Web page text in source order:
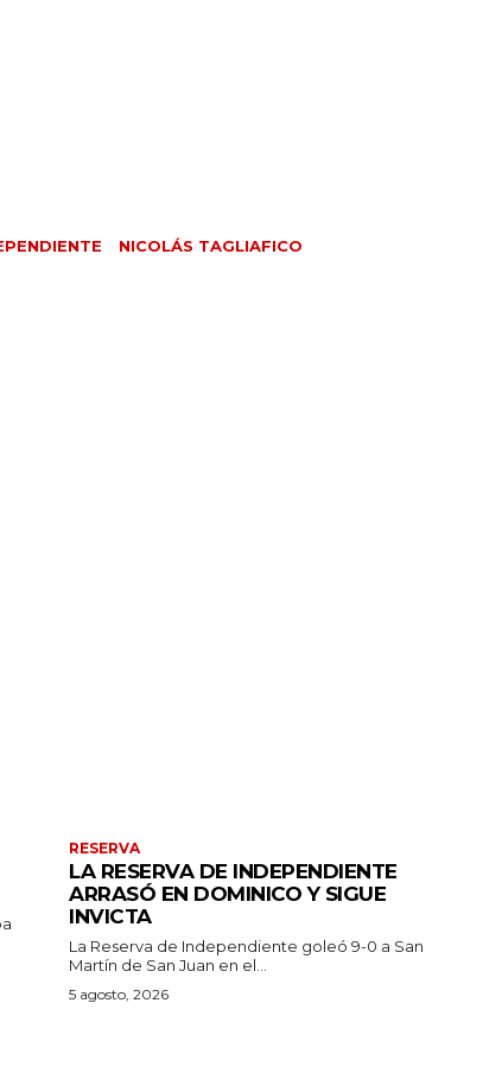
NICOLÁS TAGLIAFICO
RESERVA
LA RESERVA DE INDEPENDIENTE
ARRASÓ EN DOMINICO Y SIGUE
INVICTA
La Reserva de Independiente goleó 9-0 a San
Martín de San Juan en el...
5 agosto, 2026